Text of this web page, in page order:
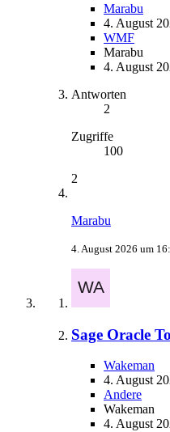
Marabu
4. August
WMF
Marabu
4. August
Antworten
2
Zugriffe
100
2
Marabu
4. August 2026 um
Sage Oracle
Wakeman
4. August
Andere
Wakeman
4. August